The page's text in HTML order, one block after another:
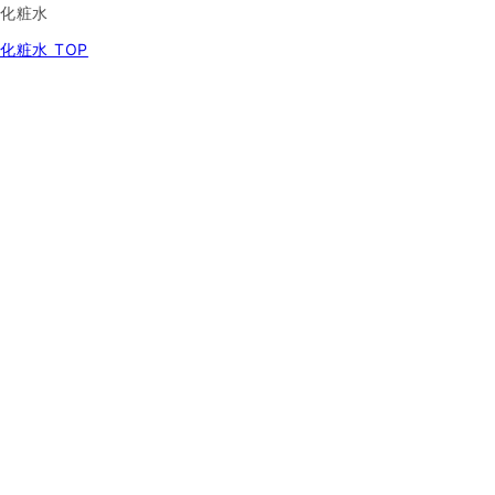
化粧水
化粧水 TOP